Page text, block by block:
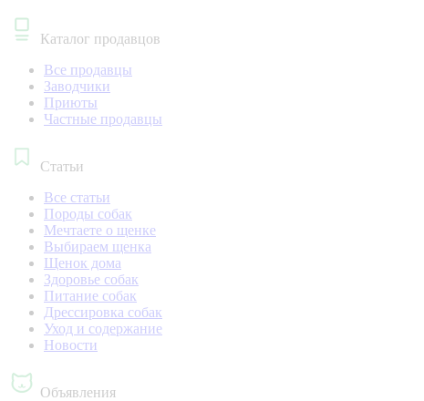
Каталог продавцов
Все продавцы
Заводчики
Приюты
Частные продавцы
Статьи
Все статьи
Породы собак
Мечтаете о щенке
Выбираем щенка
Щенок дома
Здоровье собак
Питание собак
Дрессировка собак
Уход и содержание
Новости
Объявления